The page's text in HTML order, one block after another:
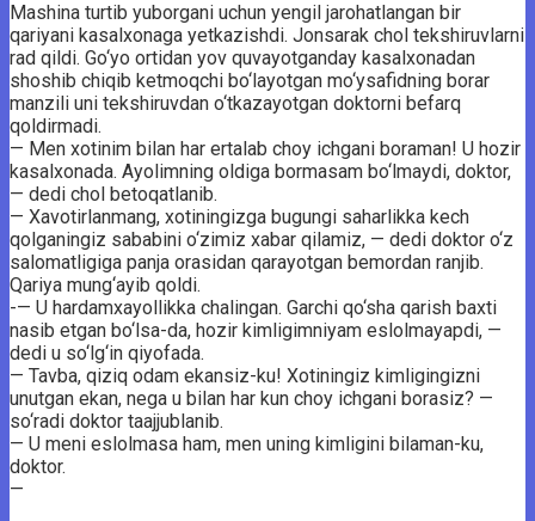
Mashina turtib yuborgani uchun yengil jarohatlangan bir
qariyani kasalxonaga yetkazishdi. Jonsarak chol tekshiruvlarni
rad qildi. Go‘yo ortidan yov quvayotganday kasalxonadan
shoshib chiqib ketmoqchi bo‘layotgan mo‘ysafidning borar
manzili uni tekshiruvdan o‘tkazayotgan doktorni befarq
qoldirmadi.
— Men xotinim bilan har ertalab choy ichgani boraman! U hozir
kasalxonada. Ayolimning oldiga bormasam bo‘lmaydi, doktor,
— dedi chol betoqatlanib.
— Xavotirlanmang, xotiningizga bugungi saharlikka kech
qolganingiz sababini o‘zimiz xabar qilamiz, — dedi doktor o‘z
salomatligiga panja orasidan qarayotgan bemordan ranjib.
Qariya mung‘ayib qoldi.
-— U hardamxayollikka chalingan. Garchi qo‘sha qarish baxti
nasib etgan bo‘lsa-da, hozir kimligimniyam eslolmayapdi, —
dedi u so‘lg‘in qiyofada.
— Tavba, qiziq odam ekansiz-ku! Xotiningiz kimligingizni
unutgan ekan, nega u bilan har kun choy ichgani borasiz? —
so‘radi doktor taajjublanib.
— U meni eslolmasa ham, men uning kimligini bilaman-ku,
doktor.
—